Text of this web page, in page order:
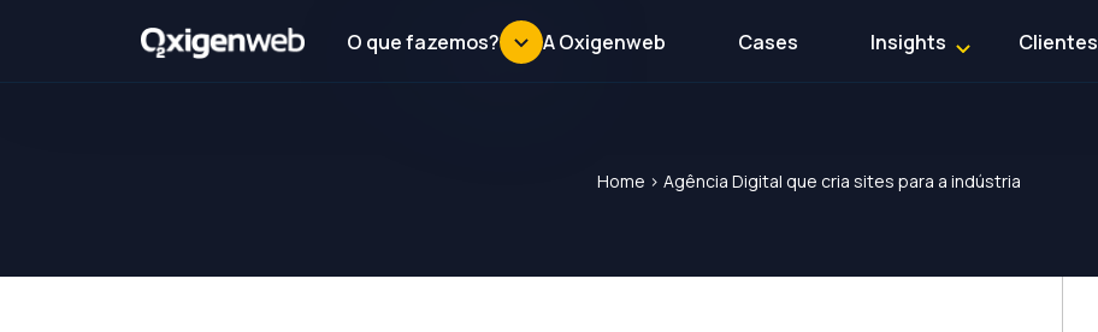
O que fazemos? A Oxigenweb Cases Insights Clientes
Home > Agência Digital que cria sites para a indústria